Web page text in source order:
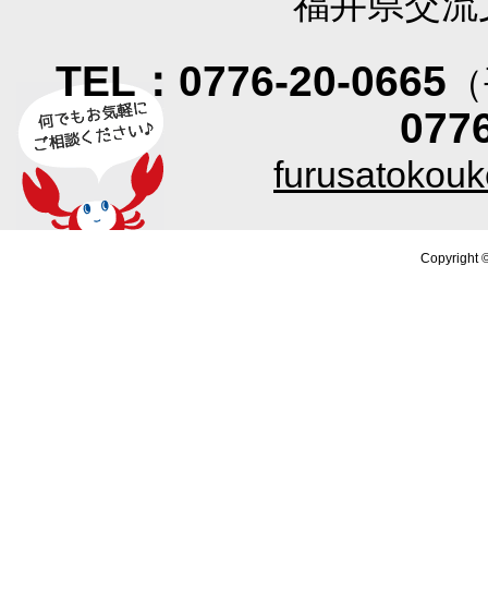
TEL：0776-20-0665
Copyright